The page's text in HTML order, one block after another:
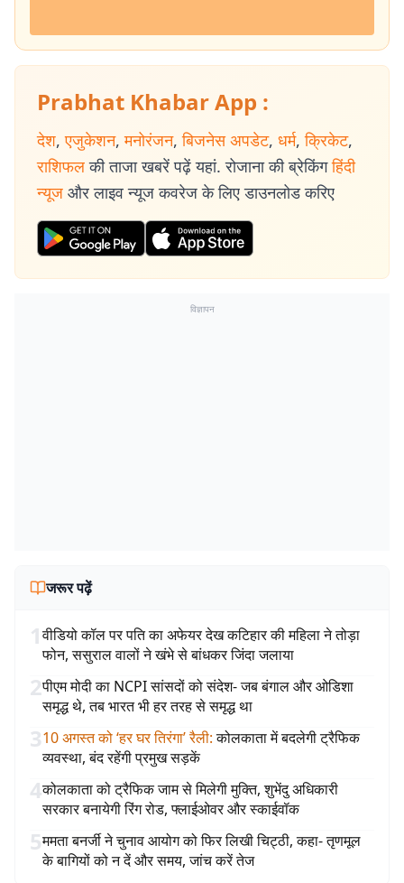
Prabhat Khabar App :
देश, एजुकेशन, मनोरंजन, बिजनेस अपडेट, धर्म, क्रिकेट,
राशिफल की ताजा खबरें पढ़ें यहां. रोजाना की ब्रेकिंग हिंदी
न्यूज और लाइव न्यूज कवरेज के लिए डाउनलोड करिए
विज्ञापन
जरूर पढ़ें
1वीडियो कॉल पर पति का अफेयर देख कटिहार की महिला ने तोड़ा
फोन, ससुराल वालों ने खंभे से बांधकर जिंदा जलाया
2पीएम मोदी का NCPI सांसदों को संदेश- जब बंगाल और ओडिशा
समृद्ध थे, तब भारत भी हर तरह से समृद्ध था
310 अगस्त को ‘हर घर तिरंगा’ रैली: कोलकाता में बदलेगी ट्रैफिक
व्यवस्था, बंद रहेंगी प्रमुख सड़कें
4कोलकाता को ट्रैफिक जाम से मिलेगी मुक्ति, शुभेंदु अधिकारी
सरकार बनायेगी रिंग रोड, फ्लाईओवर और स्काईवॉक
5ममता बनर्जी ने चुनाव आयोग को फिर लिखी चिट्ठी, कहा- तृणमूल
के बागियों को न दें और समय, जांच करें तेज